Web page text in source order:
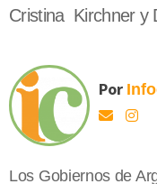
Cristina Kirchner y
Por
Los Gobiernos de